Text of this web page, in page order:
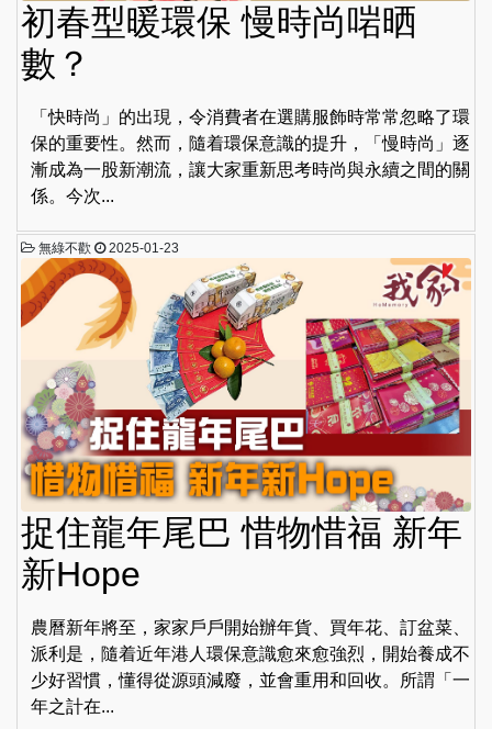
初春型暖環保 慢時尚啱晒
數？
「快時尚」的出現，令消費者在選購服飾時常常忽略了環
保的重要性。然而，隨着環保意識的提升，「慢時尚」逐
漸成為一股新潮流，讓大家重新思考時尚與永續之間的關
係。今次...
無綠不歡 2025-01-23
捉住龍年尾巴 惜物惜福 新年
新Hope
農曆新年將至，家家戶戶開始辦年貨、買年花、訂盆菜、
派利是，隨着近年港人環保意識愈來愈強烈，開始養成不
少好習慣，懂得從源頭減廢，並會重用和回收。所謂「一
年之計在...